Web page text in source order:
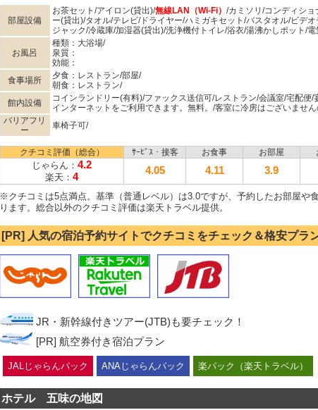
部屋設備
お茶セット/アイロン(貸出)/無線LAN（Wi-Fi） /カミソリ/コンディシ
ー(貸出)/タオル/テレビ/ドライヤー/ハミガキセット/バスタオル/ビデ
ジャック/冷蔵庫/加湿器(貸出)/洗浄機付トイレ/浴衣/湯沸かしポット/
お風呂
種類：大浴場/
泉質：
効能：
食事場所
夕食：レストラン/部屋/
朝食：レストラン/
館内設備
コインランドリー(有料)/ファックス送信可/レストラン/会議室/宅配便/
インターネットをご利用できます。無料。/客室に冷房はございませ
バリアフリ
ー
車椅子可/
クチコミ評価（総合） ｻｰﾋﾞｽ・接客 お食事 お部屋
じゃらん： 4.2
楽天： 4
4.05 4.11 3.9
※クチコミは5点満点。基準（普通レベル）は3.0ですが、予約したお部屋や
ります。総合以外のクチコミ評価は楽天トラベル提供。
[PR] 人気の宿泊予約サイトでクチコミをチェック＆格安プラ
JR・新幹線付きツアー(JTB)も要チェック！
[PR] 航空券付き宿泊プラン
JALじゃらんパック ANAじゃらんパック 楽パック（楽天トラベル）
ホテル 五味の地図